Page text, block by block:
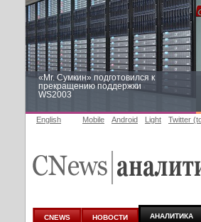
«Mr. Сумкин» подготовился к
прекращению поддержки
WS2003
аналитике
English Mobile Android Light Twitter
CNEWS НОВОСТИ АНАЛИТИКА